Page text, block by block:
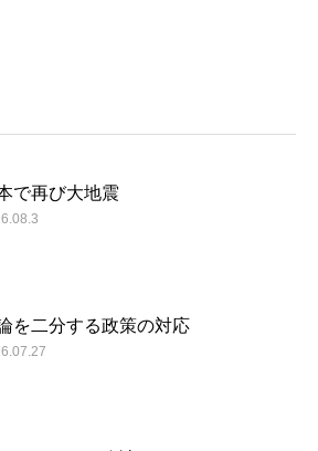
で再び大地震
を二分する政策の対応